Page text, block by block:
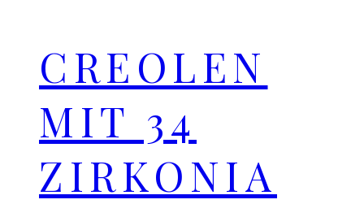
CREOLEN
MIT 34
ZIRKONIA